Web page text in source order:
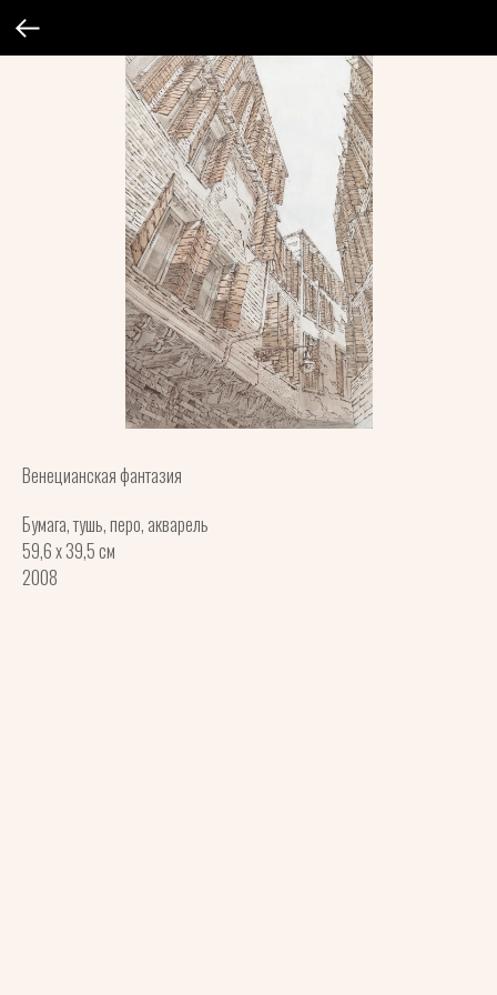
Венецианская фантазия
Бумага, тушь, перо, акварель
59,6 х 39,5 см
2008